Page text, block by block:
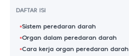
DAFTAR ISI
Sistem peredaran darah
Organ dalam peredaran darah
Cara kerja organ peredaran